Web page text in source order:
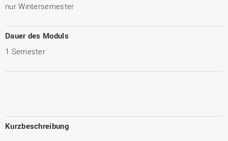
nur Wintersemester
Dauer des Moduls
1 Semester
Kurzbeschreibung